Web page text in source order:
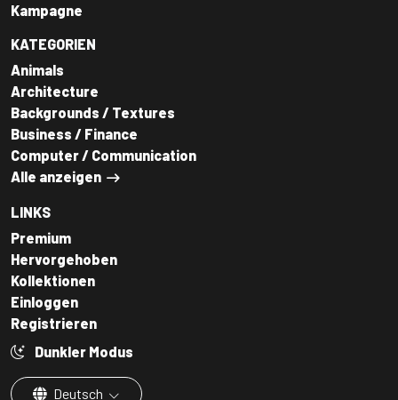
Kampagne
KATEGORIEN
Animals
Architecture
Backgrounds / Textures
Business / Finance
Computer / Communication
Alle anzeigen
LINKS
Premium
Hervorgehoben
Kollektionen
Einloggen
Registrieren
Dunkler Modus
Deutsch